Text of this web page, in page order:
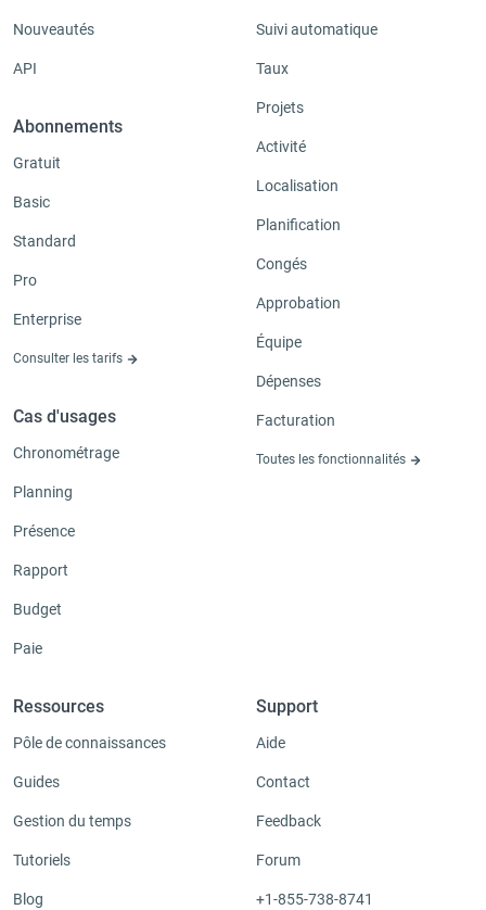
Nouveautés
API
Abonnements
Gratuit
Basic
Standard
Pro
Enterprise
Consulter les tarifs
Cas d'usages
Chronométrage
Planning
Présence
Rapport
Budget
Paie
Suivi automatique
Taux
Projets
Activité
Localisation
Planification
Congés
Approbation
Équipe
Dépenses
Facturation
Toutes les fonctionnalités
Ressources
Pôle de connaissances
Guides
Gestion du temps
Tutoriels
Blog
Support
Aide
Contact
Feedback
Forum
+1-855-738-8741